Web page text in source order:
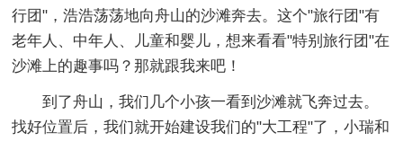
行团"，浩浩荡荡地向舟山的沙滩奔去。这个"旅行团"有
老年人、中年人、儿童和婴儿，想来看看"特别旅行团"在
沙滩上的趣事吗？那就跟我来吧！
到了舟山，我们几个小孩一看到沙滩就飞奔过去。
找好位置后，我们就开始建设我们的"大工程"了，小瑞和